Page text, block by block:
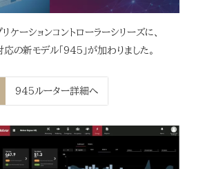
ーションコントローラーシリーズに、
応の新モデル「945」が加わりました。
945ルーター詳細へ